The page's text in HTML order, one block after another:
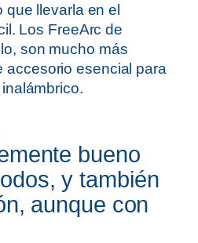
que llevarla en el
Los FreeArc de
son mucho más
accesorio esencial para
bueno
y también
aunque con